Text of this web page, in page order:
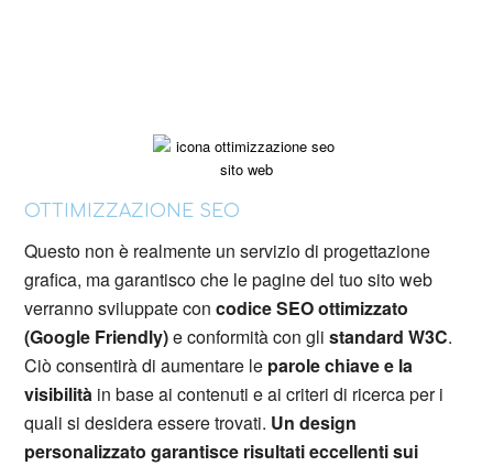
OTTIMIZZAZIONE SEO
Questo non è realmente un servizio di progettazione
grafica, ma garantisco che le pagine del tuo sito web
verranno sviluppate concodice SEO ottimizzato
(Google Friendly)e conformità con glistandard W3C.
Ciò consentirà di aumentare le parole chiave e la
visibilità in base ai contenuti e ai criteri di ricerca per i
quali si desidera essere trovati. Un design
personalizzato garantisce risultati eccellenti sui